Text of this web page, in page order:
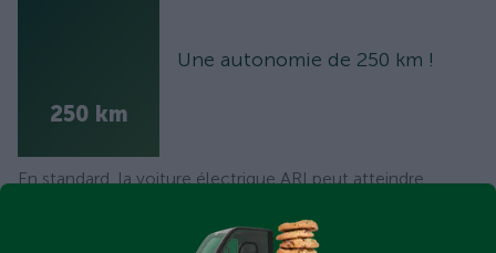
250 km
Une autonomie de 250 km !
En standard, la voiture électrique ARI peut atteindre
batterie LiFePO4 disponible en option 250 kilomètres